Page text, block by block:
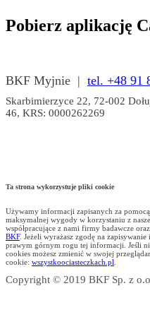
Pobierz aplikację
BKF Myjnie | tel. +48 91
Skarbimierzyce 22, 72-002
46, KRS: 0000262269
Ta strona wykorzystuje pliki cookie
Używamy informacji zapisanych za
maksymalnej wygody w korzystaniu z
współpracujące z nami firmy badawcze
BKF. Jeżeli wyrażasz zgodę na
prawym górnym rogu tej informacji. Jeśli
cookies możesz zmienić w swojej
cookie: wszystkoociasteczkach.pl.
Copyright © 2019 BKF Sp. z